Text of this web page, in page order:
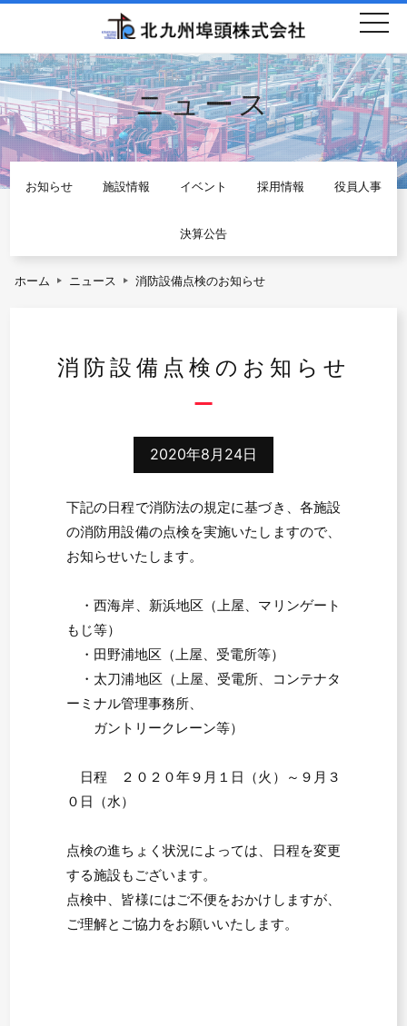
ニュース
お知らせ 施設情報 イベント 採用情報 役員人事
決算公告
ホーム ニュース 消防設備点検のお知らせ
消防設備点検のお知らせ
2020年8月24日
下記の日程で消防法の規定に基づき、各施設
の消防用設備の点検を実施いたしますので、
お知らせいたします。
・西海岸、新浜地区（上屋、マリンゲート
もじ等）
・田野浦地区（上屋、受電所等）
・太刀浦地区（上屋、受電所、コンテナタ
ーミナル管理事務所、
ガントリークレーン等）
日程 ２０２０年９月１日（火）～９月３
０日（水）
点検の進ちょく状況によっては、日程を変更
する施設もございます。
点検中、皆様にはご不便をおかけしますが、
ご理解とご協力をお願いいたします。